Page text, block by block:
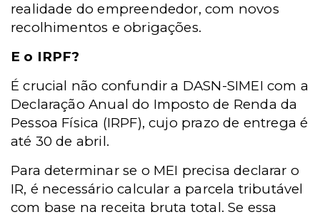
realidade do empreendedor, com novos
recolhimentos e obrigações.
E o IRPF?
É crucial não confundir a DASN-SIMEI com a
Declaração Anual do Imposto de Renda da
Pessoa Física (IRPF), cujo prazo de entrega é
até 30 de abril.
Para determinar se o MEI precisa declarar o
IR, é necessário calcular a parcela tributável
com base na receita bruta total. Se essa